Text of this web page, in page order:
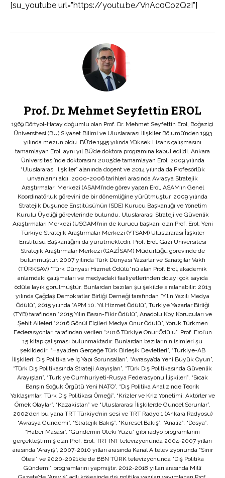
[su_youtube url=”https://youtu.be/VnAc0CozQ2I”]
Prof. Dr. Mehmet Seyfettin EROL
1969 Dörtyol-Hatay doğumlu olan Prof. Dr. Mehmet Seyfettin Erol, Boğaziçi
Üniversitesi (BÜ) Siyaset Bilimi ve Uluslararası İlişkiler Bölümü’nden 1993
yılında mezun oldu. BÜ’de 1995 yılında Yüksek Lisans çalışmasını
tamamlayan Erol, aynı yıl BÜ’de doktora programına kabul edildi. Ankara
Üniversitesi’nde doktorasını 2005’de tamamlayan Erol, 2009 yılında
“Uluslararası İlişkiler” alanında doçent ve 2014 yılında da Profesörlük
unvanlarını aldı. 2000-2006 tarihleri arasında Avrasya Stratejik
Araştırmaları Merkezi (ASAM)’nde görev yapan Erol, ASAM’ın Genel
Koordinatörlük görevini de bir dönemliğine yürütmüştür. 2009 yılında
Stratejik Düşünce Enstitüsü’nün (SDE) Kurucu Başkanlığı ve Yönetim
Kurulu Üyeliği görevlerinde bulundu. Uluslararası Strateji ve Güvenlik
Araştırmaları Merkezi (USGAM)’nin de kurucu başkanı olan Prof. Erol, Yeni
Türkiye Stratejik Araştırmalar Merkezi (YTSAM) Uluslararası İlişkiler
Enstitüsü Başkanlığını da yürütmektedir. Prof. Erol, Gazi Üniversitesi
Stratejik Araştırmalar Merkezi (GAZİSAM) Müdürlüğü görevinde de
bulunmuştur. 2007 yılında Türk Dünyası Yazarlar ve Sanatçılar Vakfı
(TÜRKSAV) “Türk Dünyası Hizmet Ödülü”nü alan Prof. Erol, akademik
anlamdaki çalışmaları ve medyadaki faaliyetlerinden dolayı çok sayıda
ödüle layık görülmüştür. Bunlardan bazıları şu şekilde sıralanabilir: 2013
yılında Çağdaş Demokratlar Birliği Derneği tarafından “Yılın Yazılı Medya
Ödülü”, 2015 yılında “APM 10. Yıl Hizmet Ödülü”, Türkiye Yazarlar Birliği
(TYB) tarafından “2015 Yılın Basın-Fikir Ödülü”, Anadolu Köy Korucuları ve
Şehit Aileleri “2016 Gönül Elçileri Medya Onur Ödülü”, Yörük Türkmen
Federasyonları tarafından verilen “2016 Türkiye Onur Ödülü”. Prof. Erol’un
15 kitap çalışması bulunmaktadır. Bunlardan bazılarının isimleri şu
şekildedir: “Hayalden Gerçeğe Türk Birleşik Devletleri”, “Türkiye-AB
İlişkileri: Dış Politika ve İç Yapı Sorunsalları”, “Avrasya’da Yeni Büyük Oyun”,
“Türk Dış Politikasında Strateji Arayışları”, “Türk Dış Politikasında Güvenlik
Arayışları”, “Türkiye Cumhuriyeti-Rusya Federasyonu İlişkileri”, “Sıcak
Barışın Soğuk Örgütü Yeni NATO”, “Dış Politika Analizinde Teorik
Yaklaşımlar: Türk Dış Politikası Örneği”, “Krizler ve Kriz Yönetimi: Aktörler ve
Örnek Olaylar”, “Kazakistan” ve “Uluslararası İlişkilerde Güncel Sorunlar”.
2002’den bu yana TRT Türkiye’nin sesi ve TRT Radyo 1 (Ankara Radyosu)
“Avrasya Gündemi”, “Stratejik Bakış”, “Küresel Bakış”, “Analiz”, “Dosya”,
“Haber Masası”, “Gündemin Öteki Yüzü” gibi radyo programlarını
gerçekleştirmiş olan Prof. Erol, TRT INT televizyonunda 2004-2007 yılları
arasında “Arayış”, 2007-2010 yılları arasında Kanal A televizyonunda “Sınır
Ötesi” ve 2020-2021’de de BBN TÜRK televizyonunda “Dış Politika
Gündemi” programlarını yapmıştır. 2012-2018 yılları arasında Millî